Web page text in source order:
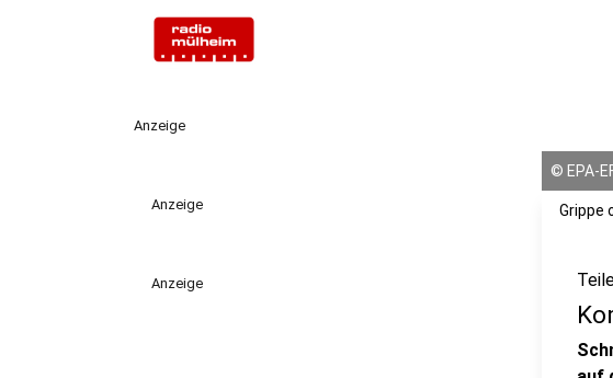
Anzeige
Anzeige
Anzeige
© EPA-
Grippe